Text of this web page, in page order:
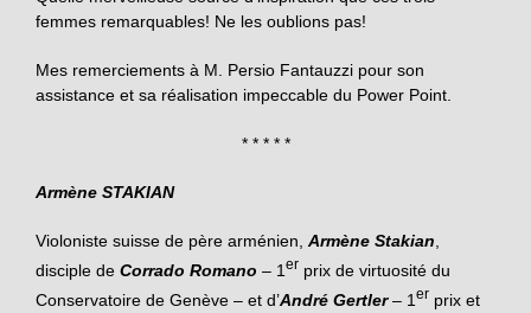
femmes remarquables! Ne les oublions pas!
Mes remerciements à M. Persio Fantauzzi pour son
assistance et sa réalisation impeccable du Power Point.
* * * * *
Armène STAKIAN
Violoniste suisse de père arménien, Armène Stakian
disciple de Corrado Romano – 1 er prix de virtuosité du
Conservatoire de Genève – et d’André Gertler– 1 er prix et